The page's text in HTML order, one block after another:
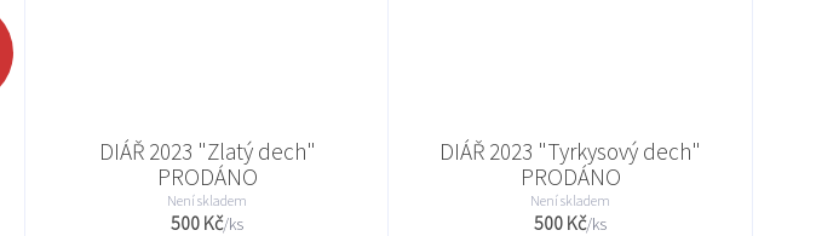
DIÁŘ 2023 "Zlatý dech"
PRODÁNO
500 Kč/ks
Není skladem
DIÁŘ 2023 "Tyrkysový dech"
PRODÁNO
500 Kč/ks
Není skladem